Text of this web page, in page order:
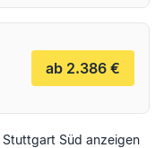
ab 2.386 €
Stuttgart Süd anzeigen